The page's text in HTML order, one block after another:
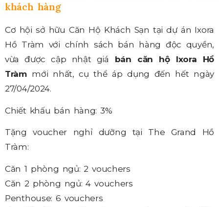
khách hàng
Cơ hội sở hữu Căn Hộ Khách Sạn tại dự án Ixora
Hồ Tràm với chính sách bán hàng độc quyền,
vừa được cập nhật giá bán căn hộ Ixora Hồ
Tràm mới nhất, cụ thể áp dụng đến hết ngày
27/04/2024.
Chiết khấu bán hàng: 3%
Tặng voucher nghỉ dưỡng tại The Grand Hồ
Tràm:
Căn 1 phòng ngủ: 2 vouchers
Căn 2 phòng ngủ: 4 vouchers
Penthouse: 6 vouchers